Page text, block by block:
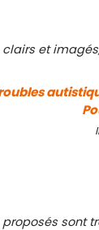
clairs et
proposés sont